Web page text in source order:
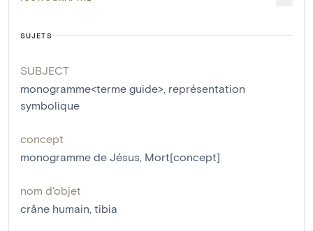
SUJETS
SUBJECT
monogramme<terme guide>, représentation
symbolique
concept
monogramme de Jésus, Mort[concept]
nom d'objet
crâne humain, tibia